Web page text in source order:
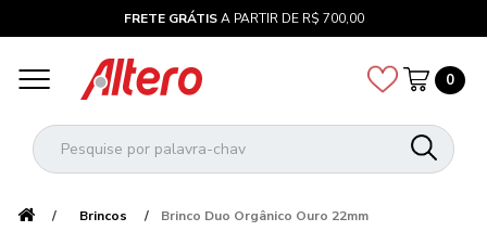
FRETE GRÁTISA PARTIR DE R$ 700,00
0
Brincos Brinco Duo Orgânico Ouro 22mm